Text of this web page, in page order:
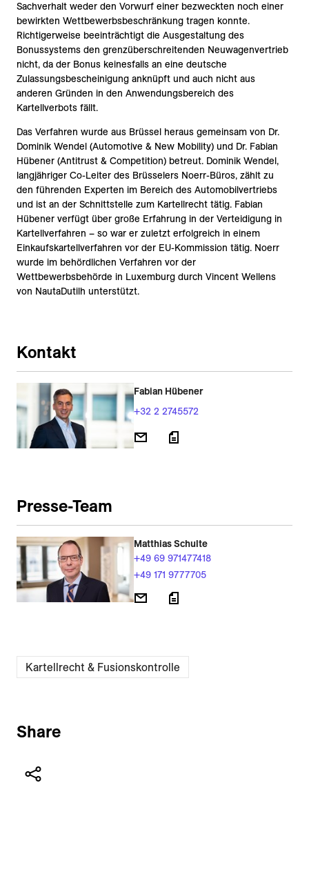
Sachverhalt weder den Vorwurf einer bezweckten noch einer
bewirkten Wettbewerbsbeschränkung tragen konnte.
Richtigerweise beeinträchtigt die Ausgestaltung des
Bonussystems den grenzüberschreitenden Neuwagenvertrieb
nicht, da der Bonus keinesfalls an eine deutsche
Zulassungsbescheinigung anknüpft und auch nicht aus
anderen Gründen in den Anwendungsbereich des
Kartellverbots fällt.
Das Verfahren wurde aus Brüssel heraus gemeinsam von Dr.
Dominik Wendel (Automotive & New Mobility) und Dr. Fabian
Hübener (Antitrust & Competition) betreut. Dominik Wendel,
langjähriger Co-Leiter des Brüsselers Noerr-Büros, zählt zu
den führenden Experten im Bereich des Automobilvertriebs
und ist an der Schnittstelle zum Kartellrecht tätig. Fabian
Hübener verfügt über große Erfahrung in der Verteidigung in
Kartellverfahren – so war er zuletzt erfolgreich in einem
Einkaufskartellverfahren vor der EU-Kommission tätig. Noerr
wurde im behördlichen Verfahren vor der
Wettbewerbsbehörde in Luxemburg durch Vincent Wellens
von NautaDutilh unterstützt.
Kontakt
Fabian Hübener
+32 2 2745572
Presse-Team
Matthias Schulte
+49 69 971477418
+49 171 9777705
Kartellrecht & Fusionskontrolle
Share